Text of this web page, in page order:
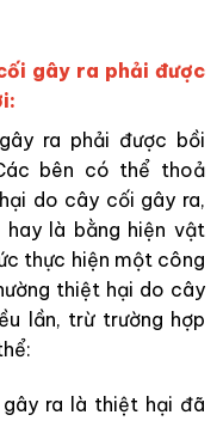
gây ra phải được
ra phải được bồi
bên có thể thoả
hại do cây cối gây ra,
hay là bằng hiện vật
thực hiện một công
thiệt hại do cây
lần, trừ trường hợp
ra là thiệt hại đã